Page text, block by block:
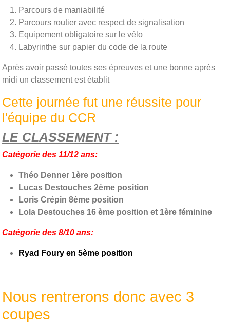
Parcours de maniabilité
Parcours routier avec respect de signalisation
Equipement obligatoire sur le vélo
Labyrinthe sur papier du code de la route
Après avoir passé toutes ses épreuves et une bonne après
midi un classement est établit
Cette journée fut une réussite pour
l'équipe du CCR
LE CLASSEMENT :
Catégorie des 11/12 ans:
Théo Denner 1ère position
Lucas Destouches 2ème position
Loris Crépin 8ème position
Lola Destouches 16 ème position et 1ère féminine
Catégorie des 8/10 ans:
Ryad Foury en 5ème position
Nous rentrerons donc avec 3
coupes